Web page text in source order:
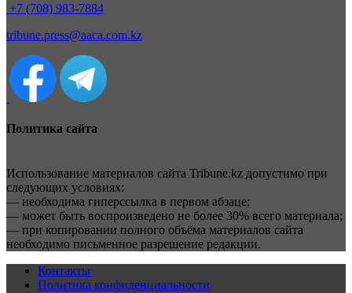
+7 (708) 983-7884
tribune.press@aaca.com.kz
Политика сайта
Использование материалов сайта Tribune.kz допустимо при
следующих условиях:
— необходима гиперссылка в первом абзаце;
— может быть воспроизведено не более 30% всего материала;
— при копировании полного объёма материалов сайта
необходимо письменное разрешение редакции.
Контакты
Политика конфиденциальности